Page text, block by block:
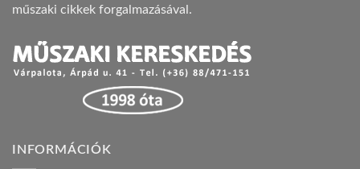
műszaki cikkek forgalmazásával.
INFORMÁCIÓK